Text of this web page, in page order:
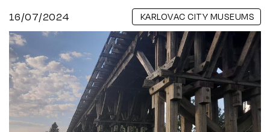
16/07/2024 KARLOVAC CITY MUSEUMS